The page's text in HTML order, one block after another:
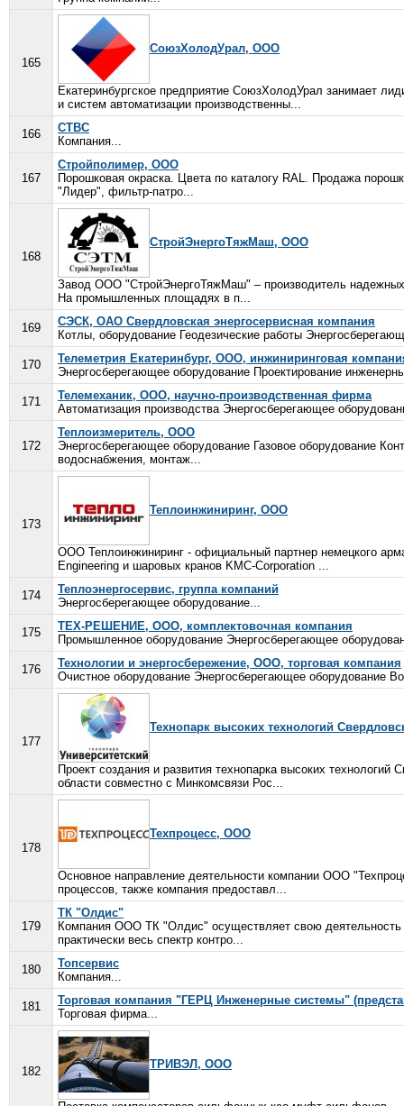
165
СоюзХолодУрал, ООО
Екатеринбургское предприятие СоюзХолодУрал занимает
и систем автоматизации производственны...
166
СТВС
Компания...
167
Стройполимер, ООО
Порошковая окраска. Цвета по каталогу RAL. Продажа
"Лидер", фильтр-патро...
168
СтройЭнергоТяжМаш, ООО
Завод ООО "СтройЭнергоТяжМаш" – производитель
На промышленных площадях в п...
169
СЭСК, ОАО Свердловская энергосервисная компания
Котлы, оборудование Геодезические работы
170
Телеметрия Екатеринбург, ООО, инжиниринговая
Энергосберегающее оборудование Проектирование
171
Телемеханик, ООО, научно-производственная фирма
Автоматизация производства Энергосберегающее
172
Теплоизмеритель, ООО
Энергосберегающее оборудование Газовое оборудование
водоснабжения, монтаж...
173
Теплоинжиниринг, ООО
ООО Теплоинжиниринг - официальный партнер немецкого
Engineering и шаровых кранов KMC-Corporation ...
174
Теплоэнергосервис, группа компаний
Энергосберегающее оборудование...
175
ТЕХ-РЕШЕНИЕ, ООО, комплектовочная компания
Промышленное оборудование Энергосберегающее
176
Технологии и энергосбережение, ООО, торговая компания
Очистное оборудование Энергосберегающее оборудование
177
Технопарк высоких технологий
Проект создания и развития технопарка высоких
области совместно с Минкомсвязи Рос...
178
Техпроцесс, ООО
Основное направление деятельности компании ООО
процессов, также компания предоставл...
179
ТК "Олдис"
Компания ООО ТК "Олдис" осуществляет свою деятельность
практически весь спектр контро...
180
Топсервис
Компания...
181
Торговая компания "ГЕРЦ Инженерные системы"
Торговая фирма...
182
ТРИВЭЛ, ООО